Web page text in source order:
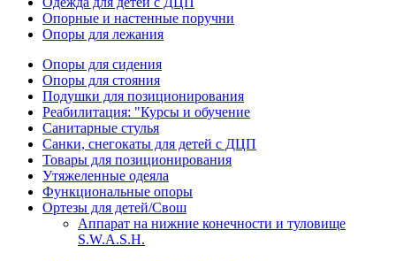
Опорные и настенные поручни
Опоры для лежания
Опоры для сидения
Опоры для стояния
Подушки для позиционирования
Реабилитация: "Курсы и обучение
Санитарные стулья
Санки, снегокаты для детей с ДЦП
Товары для позиционирования
Утяжеленные одеяла
Функциональные опоры
Ортезы для детей/Свош
Аппарат на нижние конечности и туловище
S.W.A.S.H.